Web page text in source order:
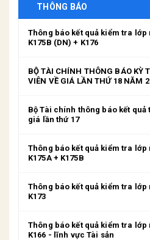
THÔNG BÁO
Thông báo kết quả kiểm tra lớp
K175B (DN) + K176
BỘ TÀI CHÍNH THÔNG BÁO KỲ
VIÊN VỀ GIÁ LẦN THỨ 18 NĂM
Bộ Tài chính thông báo kết quả
giá lần thứ 17
Thông báo kết quả kiểm tra lớp
K175A + K175B
Thông báo kết quả kiểm tra lớp
K173
Thông báo kết quả kiểm tra lớp
K166 - lĩnh vực Tài sản